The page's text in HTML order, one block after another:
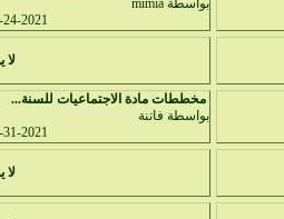
بواسطةmimia
24-2021
لا
مخططات مادة الاجتماعيات للسنة...
بواسطة فاتنة
31-2021
لا